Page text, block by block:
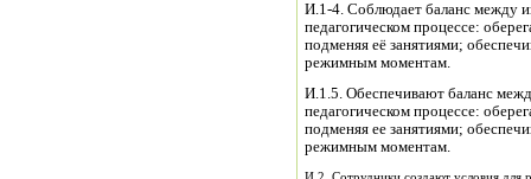
И.1-4. Соблюдает баланс между
педагогическом процессе:
подменяя её занятиями;
режимным моментам.
И.1.5. Обеспечивают баланс
педагогическом процессе:
подменяя ее занятиями;
режимным моментам.